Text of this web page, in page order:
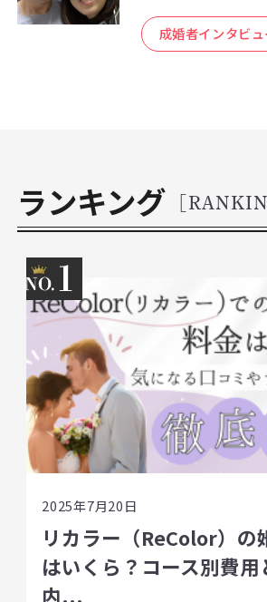
成婚者インタビュ
ランキング
1
2025年7月20日
リカラー（ReColor）の
はいくら？コース別費用
内...